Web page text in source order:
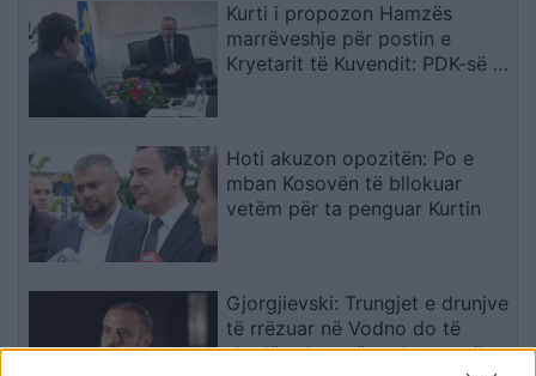
Kurti i propozon Hamzës
marrëveshje për postin e
Kryetarit të Kuvendit: PDK-së i
Hoti akuzon opozitën: Po e
mban Kosovën të bllokuar
vetëm për ta penguar Kurtin
Gjorgjievski: Trungjet e drunjve
të rrëzuar në Vodno do të
shndërrohen në park motorik